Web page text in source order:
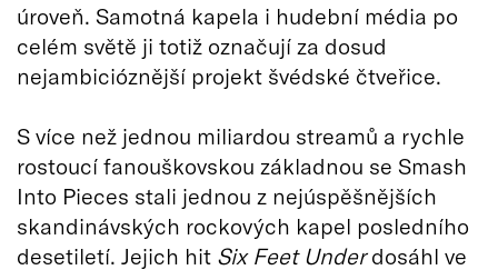
úroveň. Samotná kapela i hudební média po
celém světě ji totiž označují za dosud
nejambicióznější projekt švédské čtveřice.
S více než jednou miliardou streamů a rychle
rostoucí fanouškovskou základnou se Smash
Into Pieces stali jednou z nejúspěšnějších
skandinávských rockových kapel posledního
desetiletí. Jejich hit Six Feet Underdosáhl ve